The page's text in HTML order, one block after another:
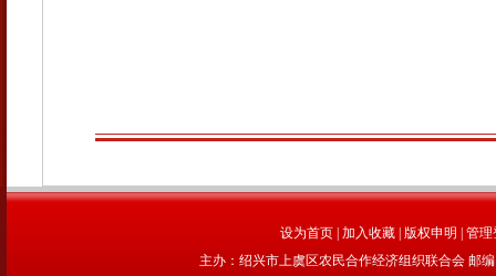
设为首页 加入收藏 版权申明
管理
主办：绍兴市上虞区农民合作经济组织联合会 邮